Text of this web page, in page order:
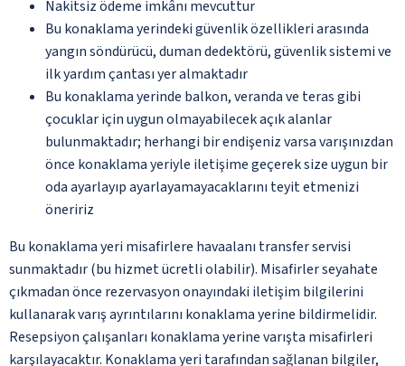
Nakitsiz ödeme imkânı mevcuttur
Bu konaklama yerindeki güvenlik özellikleri arasında
yangın söndürücü, duman dedektörü, güvenlik sistemi ve
ilk yardım çantası yer almaktadır
Bu konaklama yerinde balkon, veranda ve teras gibi
çocuklar için uygun olmayabilecek açık alanlar
bulunmaktadır; herhangi bir endişeniz varsa varışınızdan
önce konaklama yeriyle iletişime geçerek size uygun bir
oda ayarlayıp ayarlayamayacaklarını teyit etmenizi
öneririz
Bu konaklama yeri misafirlere havaalanı transfer servisi
sunmaktadır (bu hizmet ücretli olabilir). Misafirler seyahate
çıkmadan önce rezervasyon onayındaki iletişim bilgilerini
kullanarak varış ayrıntılarını konaklama yerine bildirmelidir.
Resepsiyon çalışanları konaklama yerine varışta misafirleri
karşılayacaktır. Konaklama yeri tarafından sağlanan bilgiler,